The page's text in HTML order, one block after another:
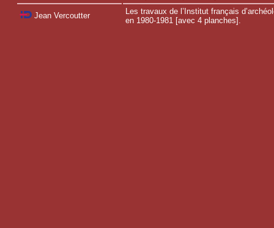
Jean Vercoutter
Les travaux de l’Institut français
en 1980-1981 [avec 4 planches].